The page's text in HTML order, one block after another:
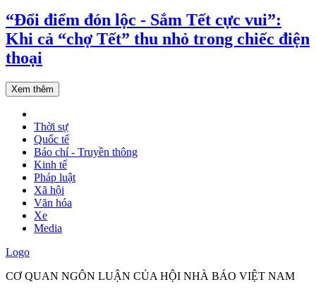
“Đổi điểm đón lộc - Sắm Tết cực vui”:
Khi cả “chợ Tết” thu nhỏ trong chiếc điện
thoại
Xem thêm
Thời sự
Quốc tế
Báo chí - Truyền thông
Kinh tế
Pháp luật
Xã hội
Văn hóa
Xe
Media
Logo
CƠ QUAN NGÔN LUẬN CỦA HỘI NHÀ BÁO VIỆT NAM